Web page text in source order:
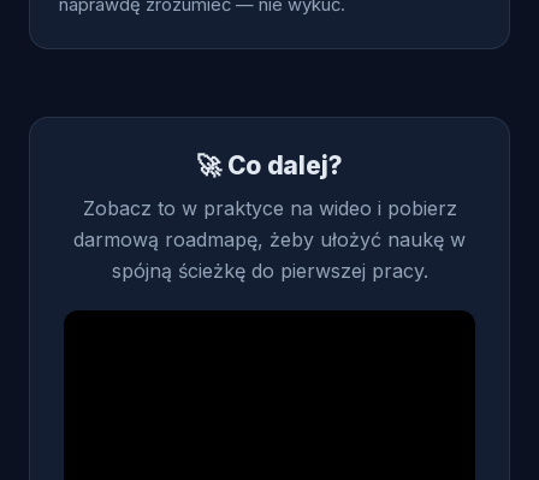
naprawdę zrozumieć — nie wykuć.
🚀 Co dalej?
Zobacz to w praktyce na wideo i pobierz
darmową roadmapę, żeby ułożyć naukę w
spójną ścieżkę do pierwszej pracy.